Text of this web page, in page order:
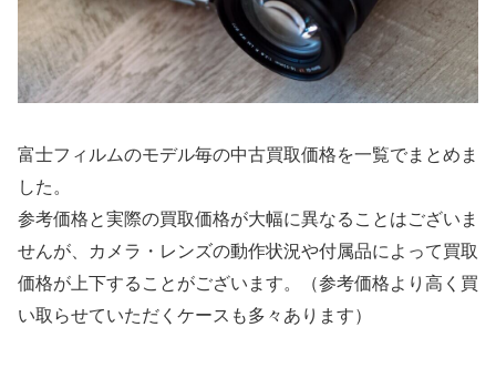
富士フィルムのモデル毎の中古買取価格を一覧でまとめま
した。
参考価格と実際の買取価格が大幅に異なることはございま
せんが、カメラ・レンズの動作状況や付属品によって買取
価格が上下することがございます。（参考価格より高く買
い取らせていただくケースも多々あります）